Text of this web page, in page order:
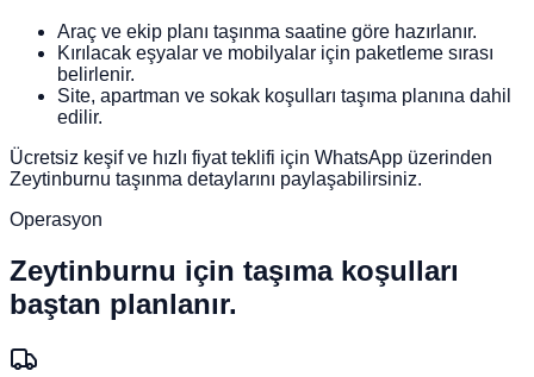
Araç ve ekip planı taşınma saatine göre hazırlanır.
Kırılacak eşyalar ve mobilyalar için paketleme sırası
belirlenir.
Site, apartman ve sokak koşulları taşıma planına dahil
edilir.
Ücretsiz keşif ve hızlı fiyat teklifi için WhatsApp üzerinden
Zeytinburnu taşınma detaylarını paylaşabilirsiniz.
Operasyon
Zeytinburnu için taşıma koşulları
baştan planlanır.